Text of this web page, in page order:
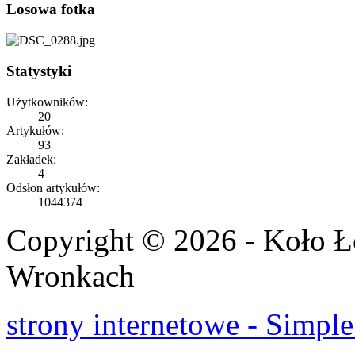
Losowa fotka
Statystyki
Użytkowników:
20
Artykułów:
93
Zakładek:
4
Odsłon artykułów:
1044374
Copyright © 2026 - Koło
Wronkach
strony internetowe -